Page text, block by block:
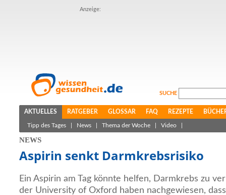
Anzeige:
SUCHE
AKTUELLES RATGEBER GLOSSAR FAQ REZEPTE
Tipp des Tages News Thema der Woche Video
NEWS
Aspirin senkt Darmkrebsrisiko
Ein Aspirin am Tag könnte helfen, Darmkrebs zu
der University of Oxford haben nachgewiesen,